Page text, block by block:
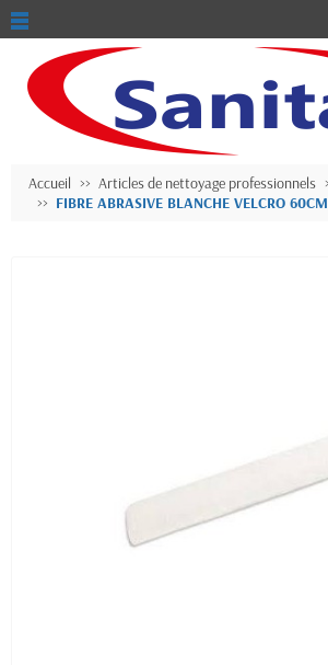
Accueil Articles de nettoyage professionnels
FIBRE ABRASIVE BLANCHE VELCRO 60CM